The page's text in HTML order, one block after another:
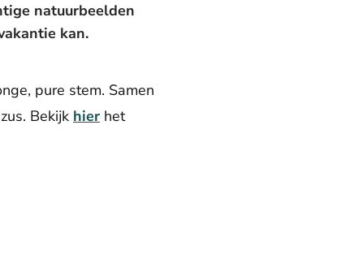
natuurbeelden
kan.
pure stem. Samen
Bekijk hier het